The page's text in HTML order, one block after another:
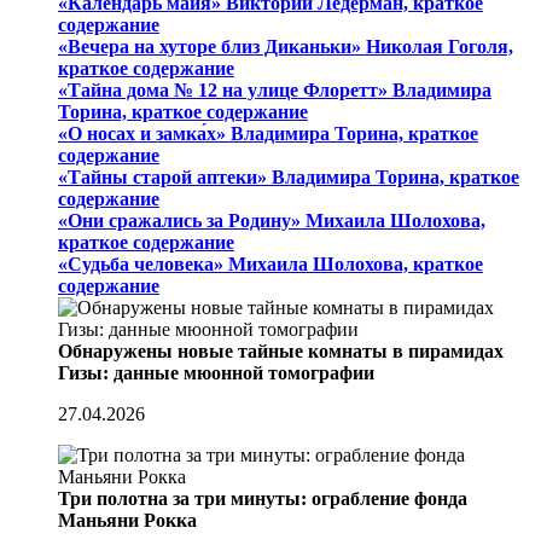
содержание
«Вечера на хуторе близ Диканьки» Николая Гоголя,
краткое содержание
«Тайна дома № 12 на улице Флоретт» Владимира
Торина, краткое содержание
«О носах и замка́х» Владимира Торина, краткое
содержание
«Тайны старой аптеки» Владимира Торина, краткое
содержание
«Они сражались за Родину» Михаила Шолохова,
краткое содержание
«Судьба человека» Михаила Шолохова, краткое
содержание
Обнаружены новые тайные комнаты в пирамидах
Гизы: данные мюонной томографии
27.04.2026
Три полотна за три минуты: ограбление фонда
Маньяни Рокка